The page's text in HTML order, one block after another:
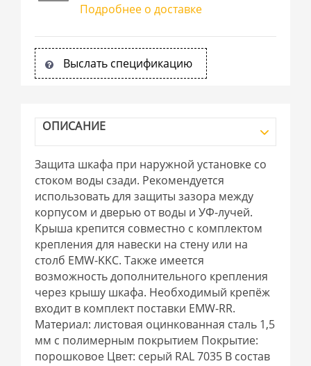
Подробнее о доставке
Выслать спецификацию
ОПИСАНИЕ
Защита шкафа при наружной установке со
стоком воды сзади. Рекомендуется
использовать для защиты зазора между
корпусом и дверью от воды и УФ-лучей.
Крыша крепится совместно с комплектом
крепления для навески на стену или на
столб EMW-KKC. Также имеется
возможность дополнительного крепления
через крышу шкафа. Необходимый крепёж
входит в комплект поставки EMW-RR.
Материал: листовая оцинкованная сталь 1,5
мм с полимерным покрытием Покрытие:
порошковое Цвет: серый RAL 7035 В состав